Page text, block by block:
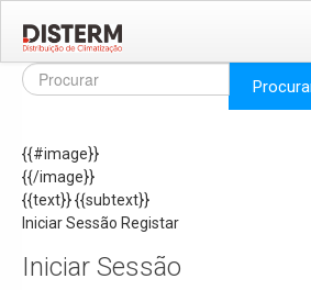
Home
Áreas de Negócio
Missão e Valores
As Nossas Marcas
Recrutamento
{{#image}}
{{/image}}
{{text}}{{subtext}}
Iniciar Sessão Registar
Iniciar Sessão